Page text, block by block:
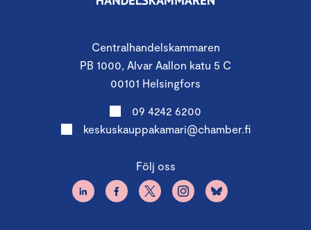
Centralhandelskammaren
PB 1000, Alvar Aallon katu 5 C
00101 Helsingfors
09 4242 6200
keskuskauppakamari@chamber.fi
Följ oss